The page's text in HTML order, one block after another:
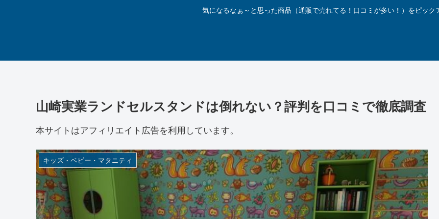
気になるなぁ～と思った商品（通販で売れてる！口コミが多い！）をピック
山崎実業ランドセルスタンドは倒れない？評判を口コミで徹底調査
本サイトはアフィリエイト広告を利用しています。
キッズ・ベビー・マタニティ